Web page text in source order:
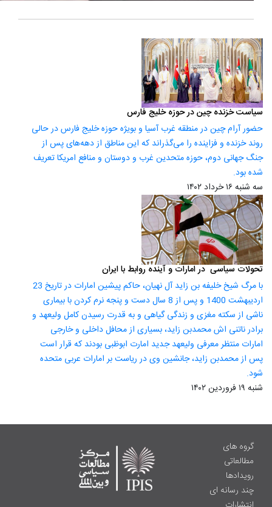
سیاست خزنده چین در حوزه خلیج فارس
حضور آرام چین در منطقه غرب آسیا و بویژه حوزه خلیج فارس در حالی
روند خزنده و فزاینده را می‌گذراند که این مناطق از دهه‌های پس از
جنگ جهانی دوم، حوزه متحدین غرب و دوستان و منافع امریکا تعریف
شده بود.
سه شنبه ۱۶ خرداد ۱۴۰۲
تحولات سیاسی در امارات و آینده روابط با ایران
با مرگ شیخ خلیفه بن زاید آل نهیان، حاکم پیشین امارات در تاریخ 23
اردیبهشت 1400 و پس از 8 سال دست و پنجه نرم کردن با بیماری
ناشی از سکته مغزی و زندگی گیاهی و به قدرت رسیدن کامل ولیعهد و
برادر ناتنی اش محمدبن زاید، بسیاری از محافل داخلی و خارجی
امارات منتظر معرفی ولیعهد جدید امارت‌ ابوظبی بودند که قرار است
پس از محمدبن زاید، جانشین وی در ریاست بر امارات عربی متحده
شود.
شنبه ۱۹ فروردین ۱۴۰۲
گروه های
مطالعاتی
رویدادها
چند رسانه ای